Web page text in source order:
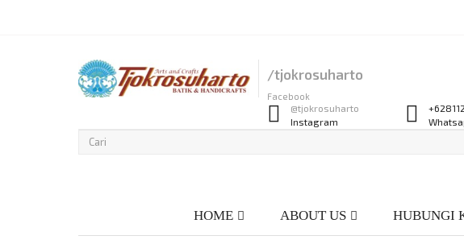
/tjokrosuharto
Facebook
@tjokrosuharto
Instagram
HOME ABOUT US HUBUNGI